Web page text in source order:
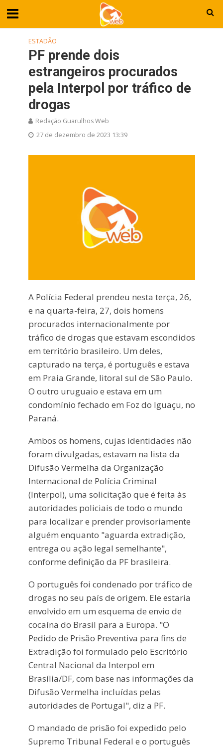
ESTADÃO
PF prende dois
estrangeiros procurados
pela Interpol por tráfico de
drogas
Redação Guarulhos Web
27 de dezembro de 2023 13:39
A Polícia Federal prendeu nesta terça, 26,
e na quarta-feira, 27, dois homens
procurados internacionalmente por
tráfico de drogas que estavam escondidos
em território brasileiro. Um deles,
capturado na terça, é português e estava
em Praia Grande, litoral sul de São Paulo.
O outro uruguaio e estava em um
condomínio fechado em Foz do Iguaçu, no
Paraná.
Ambos os homens, cujas identidades não
foram divulgadas, estavam na lista da
Difusão Vermelha da Organização
Internacional de Polícia Criminal
(Interpol), uma solicitação que é feita às
autoridades policiais de todo o mundo
para localizar e prender provisoriamente
alguém enquanto "aguarda extradição,
entrega ou ação legal semelhante",
conforme definição da PF brasileira.
O português foi condenado por tráfico de
drogas no seu país de origem. Ele estaria
envolvido em um esquema de envio de
cocaína do Brasil para a Europa. "O
Pedido de Prisão Preventiva para fins de
Extradição foi formulado pelo Escritório
Central Nacional da Interpol em
Brasília/DF, com base nas informações da
Difusão Vermelha incluídas pelas
autoridades de Portugal", diz a PF.
O mandado de prisão foi expedido pelo
Supremo Tribunal Federal e o português